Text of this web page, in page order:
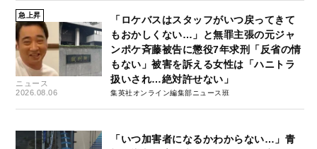
急上昇
ニュース
2026.08.06
「ロケバスはスタッフがいつ戻ってきて
もおかしくない…」と無罪主張の元ジャ
ンポケ斉藤被告に懲役7年求刑「反省の情
もない」被害を訴える女性は「ハニトラ
扱いされ…絶対許せない」
集英社オンライン編集部ニュース班
「いつ加害者になるかわからない…」青